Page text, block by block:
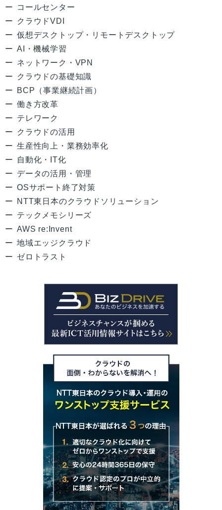
コールセンター
クラウドVDI
仮想デスクトップ・リモートデスクトップ
AI・機械学習
ネットワーク・VPN
クラウドの基礎知識
BCP（事業継続計画）
働き方改革
テレワーク
クラウドの活用
生産性向上・業務効率化
自動化・IT化
データの活用・管理
OSサポート終了対策
NTT東日本のクラウドソリューション
テックメモシリーズ
AWS re:Invent
地域エッジクラウド
ゼロトラスト